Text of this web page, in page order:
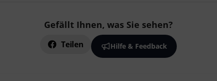
Gefällt Ihnen, was Sie sehen?
Teilen Hilfe & Feedback